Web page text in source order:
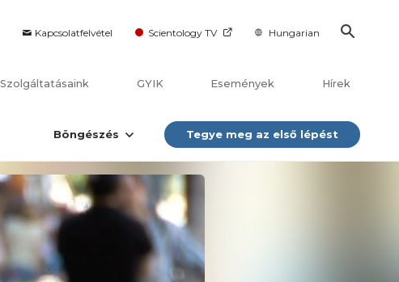
Kapcsolatfelvétel Scientology TV Hungarian
Szolgáltatásaink GYIK Események Hírek
Böngészés Tegye meg az első lépést